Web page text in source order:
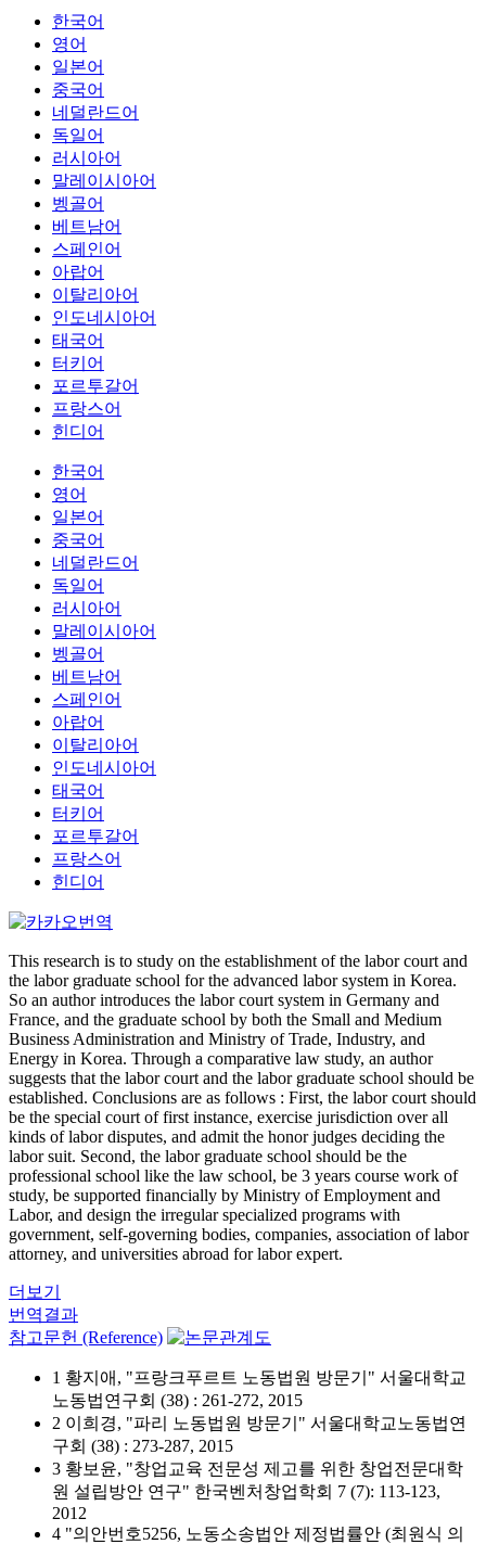
한국어
영어
일본어
중국어
네덜란드어
독일어
러시아어
말레이시아어
벵골어
베트남어
스페인어
아랍어
이탈리아어
인도네시아어
태국어
터키어
포르투갈어
프랑스어
힌디어
한국어
영어
일본어
중국어
네덜란드어
독일어
러시아어
말레이시아어
벵골어
베트남어
스페인어
아랍어
이탈리아어
인도네시아어
태국어
터키어
포르투갈어
프랑스어
힌디어
This research is to study on the establishment of the labor court and
the labor graduate school for the advanced labor system in Korea.
So an author introduces the labor court system in Germany and
France, and the graduate school by both the Small and Medium
Business Administration and Ministry of Trade, Industry, and
Energy in Korea. Through a comparative law study, an author
suggests that the labor court and the labor graduate school should be
established. Conclusions are as follows : First, the labor court should
be the special court of first instance, exercise jurisdiction over all
kinds of labor disputes, and admit the honor judges deciding the
labor suit. Second, the labor graduate school should be the
professional school like the law school, be 3 years course work of
study, be supported financially by Ministry of Employment and
Labor, and design the irregular specialized programs with
government, self-governing bodies, companies, association of labor
attorney, and universities abroad for labor expert.
더보기
번역결과
참고문헌 (Reference)
1 황지애, "프랑크푸르트 노동법원 방문기" 서울대학교
노동법연구회 (38) : 261-272, 2015
2 이희경, "파리 노동법원 방문기" 서울대학교노동법연
구회 (38) : 273-287, 2015
3 황보윤, "창업교육 전문성 제고를 위한 창업전문대학
원 설립방안 연구" 한국벤처창업학회 7 (7): 113-123,
2012
4 "의안번호5256, 노동소송법안 제정법률안 (최원식 의